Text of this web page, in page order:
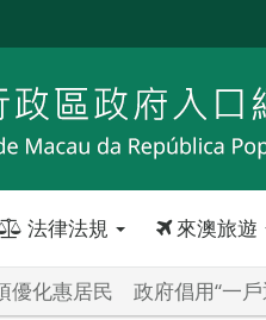
法律法規 來澳旅遊
優化惠居民 政府倡用“一戶